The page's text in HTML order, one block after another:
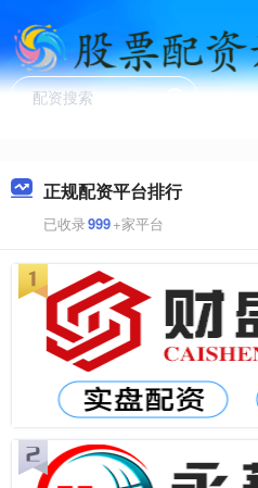
正规配资平台排行
已收录999+家平台